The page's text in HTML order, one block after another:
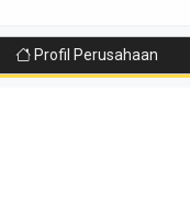
Profil Perusahaan